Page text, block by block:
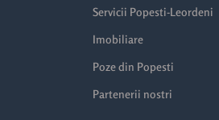
Servicii Popesti-Leordeni
Imobiliare
Poze din Popesti
Partenerii nostri